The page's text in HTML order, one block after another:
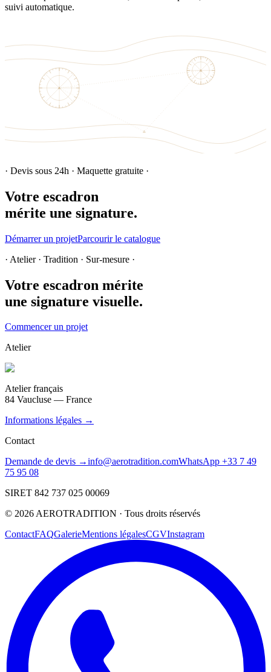
suivi automatique.
· Devis sous 24h · Maquette gratuite ·
Votre escadron
mérite une signature.
Démarrer un projetParcourir le catalogue
· Atelier · Tradition · Sur-mesure ·
Votre escadron mérite
une signature visuelle.
Commencer un projet
Atelier
Atelier français
84 Vaucluse — France
Informations légales →
Contact
Demande de devis →info@aerotradition.comWhatsApp +33 7 49
75 95 08
SIRET 842 737 025 00069
© 2026AEROTRADITION · Tous droits réservés
ContactFAQGalerieMentions légalesCGVInstagram